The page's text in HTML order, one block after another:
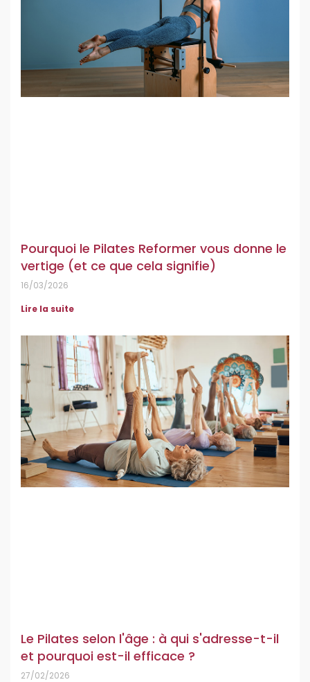
Pourquoi le Pilates Reformer vous donne le
vertige (et ce que cela signifie)
16/03/2026
Lire la suite
Le Pilates selon l'âge : à qui s'adresse-t-il
et pourquoi est-il efficace ?
27/02/2026